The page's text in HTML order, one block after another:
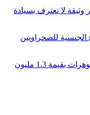
لا تعترف بسيادة
الجنسية للصحراويين
ثاباتيرو يؤكد أمام القضاء حصوله على مجوهرات بقيمة 1.3 مليون